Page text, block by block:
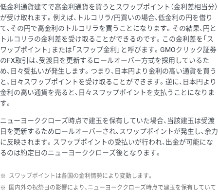
低金利通貨建てで高金利通貨を買うとスワップポイント（金利差相当分）
が受け取れます。例えば、トルコリラ/円買いの場合、低金利の円を借り
て、その円で高金利のトルコリラを買うことになります。その結果、円と
トルコリラの金利差を受け取ることができるのです。この金利差を「ス
ワップポイント」または「スワップ金利」と呼びます。GMOクリック証券
のFX取引は、受渡日を更新するロールオーバー方式を採用しているた
め、日々受払いが発生します。つまり、日本円より金利の高い通貨を買う
と、日々スワップポイントを受け取ることができます。逆に、日本円より
金利の高い通貨を売ると、日々スワップポイントを支払うことになりま
す。
ニューヨーククローズ時点で建玉を保有していた場合、当該建玉は受渡
日を更新するためロールオーバーされ、スワップポイントが発生し、余力
に反映されます。スワップポイントの受払いが行われ、出金が可能にな
るのは約定日のニューヨーククローズ後となります。
※ スワップポイントは各国の金利情勢により変動します。
※
国内外の祝祭日の影響により、ニューヨーククローズ時点で建玉を保有していて